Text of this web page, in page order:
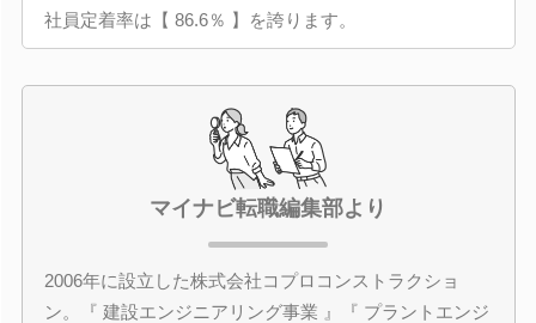
社員定着率は【 86.6％ 】を誇ります。
マイナビ転職編集部より
2006年に設立した株式会社コプロコンストラクショ
ン。『 建設エンジニアリング事業 』『 プラントエンジ